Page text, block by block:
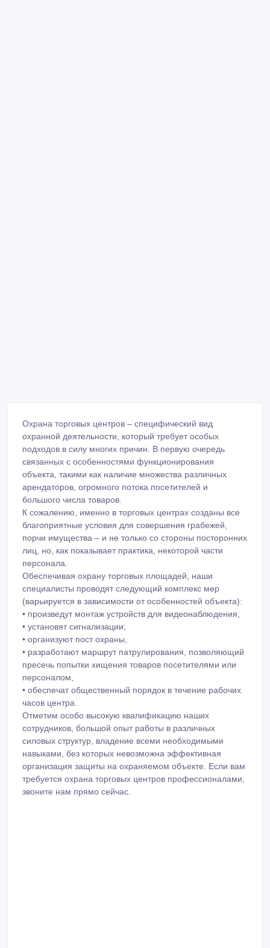
Охрана торговых центров – специфический вид
охранной деятельности, который требует особых
подходов в силу многих причин. В первую очередь
связанных с особенностями функционирования
объекта, такими как наличие множества различных
арендаторов, огромного потока посетителей и
большого числа товаров.
К сожалению, именно в торговых центрах созданы все
благоприятные условия для совершения грабежей,
порчи имущества – и не только со стороны посторонних
лиц, но, как показывает практика, некоторой части
персонала.
Обеспечивая охрану торговых площадей, наши
специалисты проводят следующий комплекс мер
(варьируется в зависимости от особенностей объекта):
• произведут монтаж устройств для видеонаблюдения;
• установят сигнализации;
• организуют пост охраны,
• разработают маршрут патрулирования, позволяющий
пресечь попытки хищения товаров посетителями или
персоналом,
• обеспечат общественный порядок в течение рабочих
часов центра.
Отметим особо высокую квалификацию наших
сотрудников, большой опыт работы в различных
силовых структур, владение всеми необходимыми
навыками, без которых невозможна эффективная
организация защиты на охраняемом объекте. Если вам
требуется охрана торговых центров профессионалами,
звоните нам прямо сейчас.